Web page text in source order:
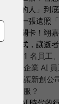
的人」到
一張遺照
關卡！翊
式，讓逝
1 名員工
企業 AI
讓新創公
服？